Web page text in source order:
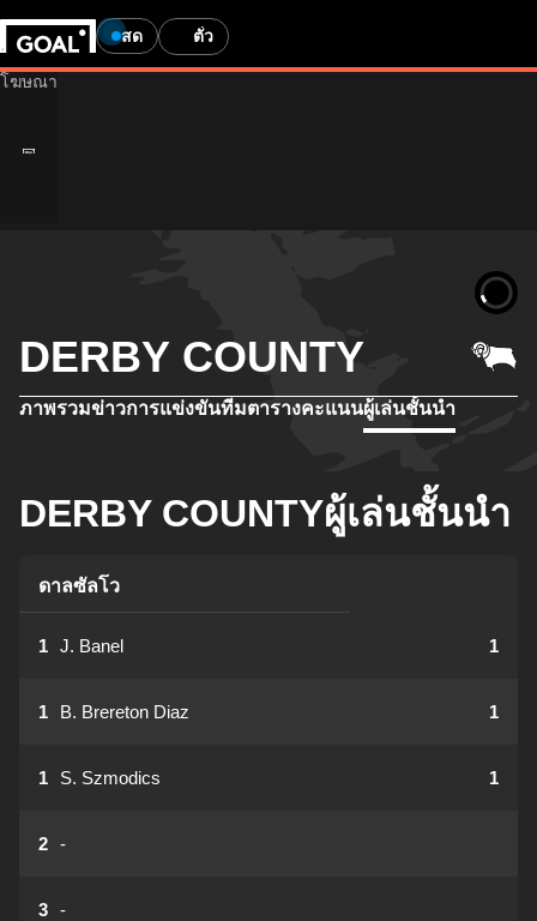
สด ตั๋ว
DERBY COUNTY
ภาพรวมข่าวการแข่งขันทีมตารางคะแนนผู้เล่นชั้นนำ
DERBY COUNTYผู้เล่นชั้นนำ
ดาลซัลโว
1 J. Banel 1
1 B. Brereton Diaz 1
1 S. Szmodics 1
2 -
3 -